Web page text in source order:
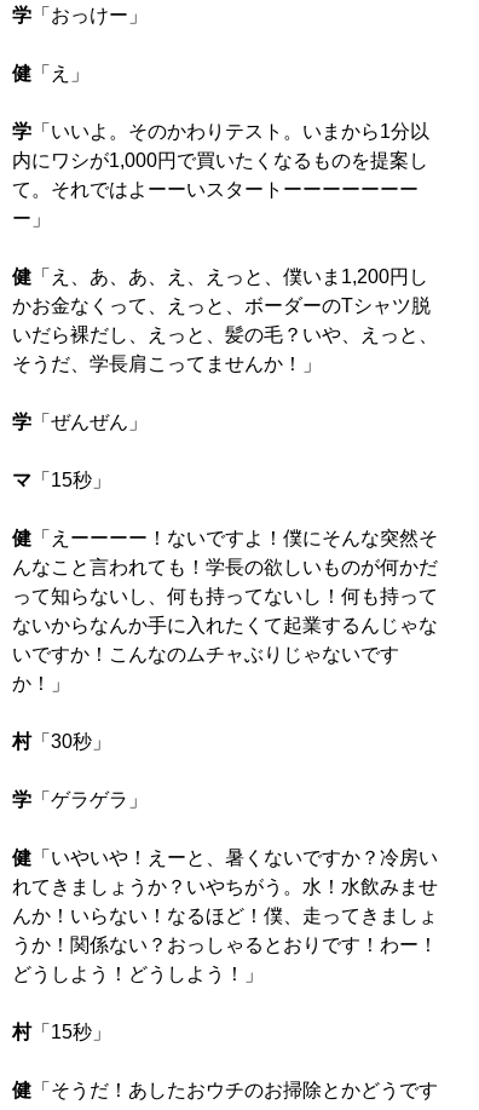
学 「おっけー」
健 「え」
学 「いいよ。そのかわりテスト。いまから1分以
内にワシが1,000円で買いたくなるものを提案し
て。それではよーーいスタートーーーーーーー
ー」
健 「え、あ、あ、え、えっと、僕いま1,200円し
かお金なくって、えっと、ボーダーのTシャツ脱
いだら裸だし、えっと、髪の毛？いや、えっと、
そうだ、学長肩こってませんか！」
学 「ぜんぜん」
マ 「15秒」
健 「えーーーー！ないですよ！僕にそんな突然そ
んなこと言われても！学長の欲しいものが何かだ
って知らないし、何も持ってないし！何も持って
ないからなんか手に入れたくて起業するんじゃな
いですか！こんなのムチャぶりじゃないです
か！」
村「30秒」
学 「ゲラゲラ」
健 「いやいや！えーと、暑くないですか？冷房い
れてきましょうか？いやちがう。水！水飲みませ
んか！いらない！なるほど！僕、走ってきましょ
うか！関係ない？おっしゃるとおりです！わー！
どうしよう！どうしよう！」
村「15秒」
健 「そうだ！あしたおウチのお掃除とかどうです